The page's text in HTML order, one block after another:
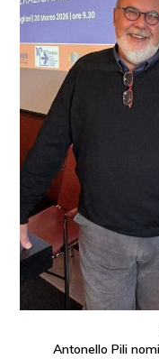
Antonello Pili